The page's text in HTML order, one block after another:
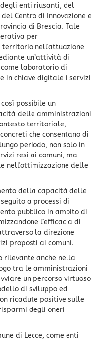
enti riusanti, del
Centro di Innovazione e
di Brescia. Tale
per
territorio nell'attuazione
un’attività di
laboratorio di
in chiave digitale i servizi
possibile un
delle amministrazioni
territoriale,
che consentano di
periodo, non solo in
resi ai comuni, ma
nell'ottimizzazione delle
della capacità delle
a processi di
pubblico in ambito di
l’efficacia di
la direzione
proposti ai comuni.
rilevante anche nella
tra le amministrazioni
un percorso virtuoso
di sviluppo ed
ricadute positive sulle
degli oneri
di Lecce, come enti